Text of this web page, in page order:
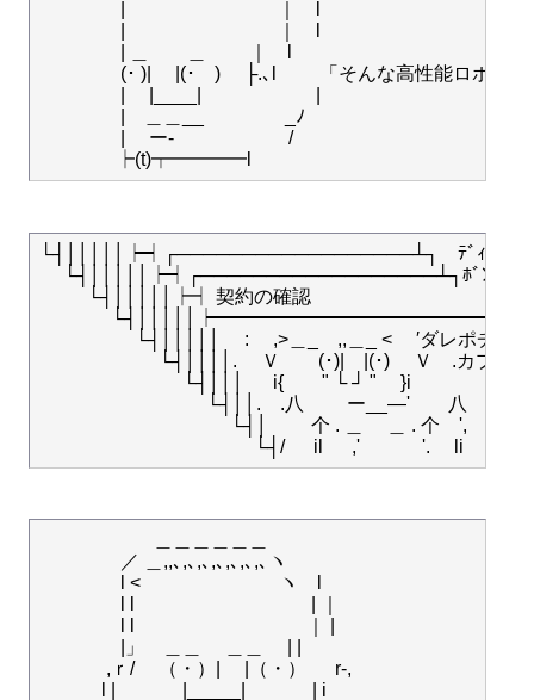
(･ )|　 |(･　)　 ├.､l 　　「そんな高性能ロボットな
|　＿＿__　　　　 _ﾉ
| 　ー-　　　　　　/
└┤│││││┝┥┌──────────────────┴┐　ﾃﾞｨﾄﾞｩｰﾝ
└┤│││││┝┥┌──────────────────┴┐ﾎﾞﾝ
└┤│││││┝┥ 契約の確認 　 　 　 　 　 　 　 　 　　
└┤│││││┝━━━━━━━━━━━━━━━━━━|
└┤│││││　 : 　,>＿_　,,＿_ <　 ′ダレポチャージ
└┤││││.　 Ｖ　　(･)|　|(･)　 Ｖ　.カプ蓄にな
└┤│││ 　 i{　　" └ ┘ "　 }i　　　　　　 　 　
└┤││.　.八　　 ー__―'　　八　　OK (O)　
└┤│　 　个 . ＿　 ＿ . 个　',　　　　　　　
／ ＿,,､,､,､,､,､,､,､ヽ
l <　 　　　　　　ヽ　l
|」　＿＿　 ＿＿ 　| |　　　　　　 　　　　　　
,ｒ/　 （・）|　 |（・） 　 r-,　　　　　　　　　
l | 　　　 |_____| 　　　 | i　　　　　　　　　